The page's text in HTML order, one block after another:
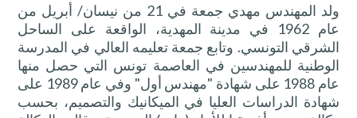
ولد المهندس مهدي جمعة في 21 من نيسان/ أبريل من
عام 1962 في مدينة المهدية، الواقعة على الساحل
الشرقي التونسي. وتابع جمعة تعليمه العالي في المدرسة
الوطنية للمهندسين في العاصمة تونس التي حصل منها
عام 1988 على شهادة "مهندس أول" وفي عام 1989 على
شهادة الدراسات العليا في الميكانيك والتصميم، بحسب